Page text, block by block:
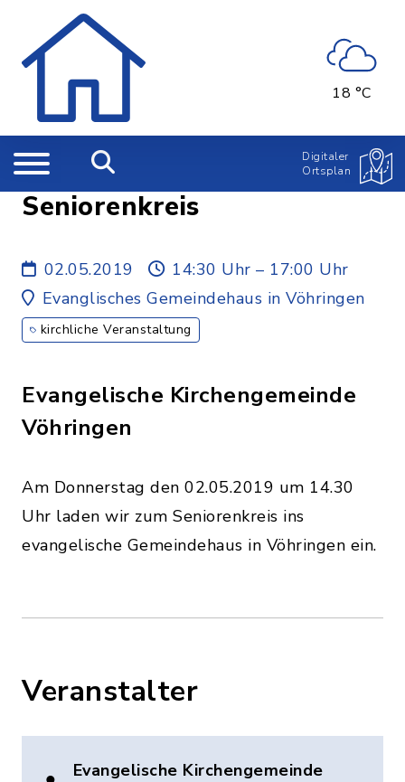
18 °C
Digitaler
Ortsplan
Seniorenkreis
02.05.2019
14:30 Uhr – 17:00 Uhr
Evanglisches Gemeindehaus in Vöhringen
kirchliche Veranstaltung
Evangelische Kirchengemeinde
Vöhringen
Am Donnerstag den 02.05.2019 um 14.30
Uhr laden wir zum Seniorenkreis ins
evangelische Gemeindehaus in Vöhringen ein.
Veranstalter
Evangelische Kirchengemeinde